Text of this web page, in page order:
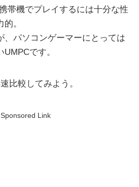
帯機でプレイするには十分な性
。
、パソコンゲーマーにとっては
です。
比較してみよう。
Sponsored Link